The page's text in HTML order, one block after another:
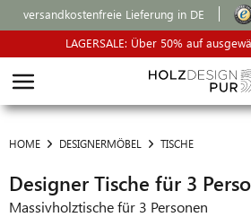
versandkostenfreie Lieferung in DE
LAGERSALE: Über 50% auf
HOME DESIGNERMÖBEL TISCHE
Designer Tische für 3
Massivholztische für 3 Personen